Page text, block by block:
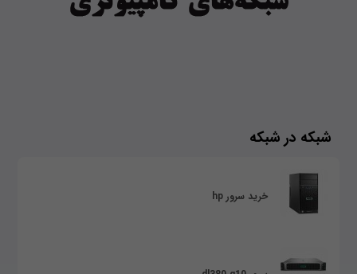
شبکه در شبکه
خرید سرور hp